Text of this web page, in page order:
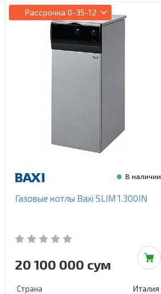
Рассрочка 0-35-12
В наличии
Газовые котлы Baxi SLIM 1.300IN
20 100 000 сум
Страна
Италия